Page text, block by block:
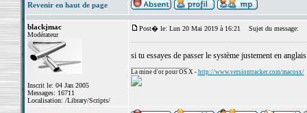
Revenir en haut de page
blackjmac
Modérateur
Inscrit le: 04 Jan 2005
Messages: 16711
Localisation: /Library/Scripts/
Post� le: Lun 20 Mai 2019 à 16:21 Sujet du message:
si tu essayes de passer le système justement en
La mine d'or pour OS X - http://www.versiontracker.com/macosx/